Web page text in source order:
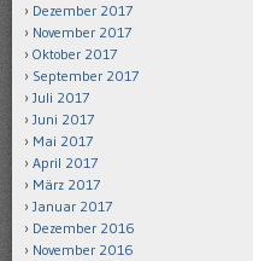
Dezember 2017
November 2017
Oktober 2017
September 2017
Juli 2017
Juni 2017
Mai 2017
April 2017
März 2017
Januar 2017
Dezember 2016
November 2016